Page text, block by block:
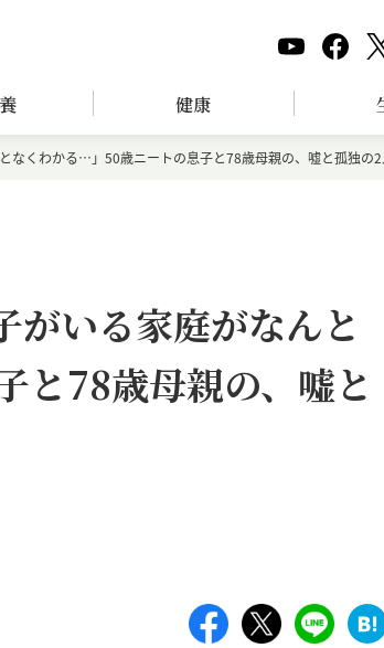
健康
なくわかる…」50歳ニートの息子と78歳母親の、嘘と孤独の
がいる家庭がなんと
と78歳母親の、嘘と